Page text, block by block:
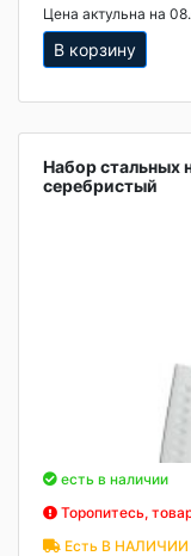
Цена актульна на
В корзину
Набор стальных
серебристый
есть в наличии
Торопитесь,
Есть В НАЛИЧИИ